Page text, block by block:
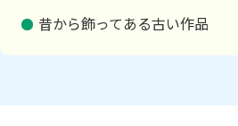
昔から飾ってある古い作品